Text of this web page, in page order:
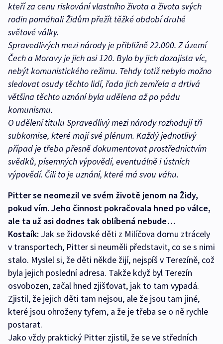
kteří za cenu riskování vlastního života a života svých
rodin pomáhali Židům přežít těžké období druhé
světové války.
Spravedlivých mezi národy je přibližně 22.000. Z území
Čech a Moravy je jich asi 120. Bylo by jich dozajista víc,
nebýt komunistického režimu. Tehdy totiž nebylo možno
sledovat osudy těchto lidí, řada jich zemřela a drtivá
většina těchto uznání byla udělena až po pádu
komunismu.
O udělení titulu Spravedlivý mezi národy rozhodují tři
subkomise, které mají své plénum. Každý jednotlivý
případ je třeba přesně dokumentovat prostřednictvím
svědků, písemných výpovědí, eventuálně i ústních
výpovědí. Čili to je uznání, které má svou váhu.
Pitter se neomezil ve svém životě jenom na Židy,
pokud vím. Jeho činnost pokračovala hned po válce,
ale ta už asi dodnes tak oblíbená nebude…
Kostaík: Jak se židovské děti z Milíčova domu ztrácely
v transportech, Pitter si neuměli představit, co se s nimi
stalo. Myslel si, že děti někde žijí, nejspíš v Terezíně, což
byla jejich poslední adresa. Takže když byl Terezín
osvobozen, začal hned zjišťovat, jak to tam vypadá.
Zjistil, že jejich děti tam nejsou, ale že jsou tam jiné,
které jsou ohroženy tyfem, a že je třeba se o ně rychle
postarat.
Jako vždy praktický Pitter zjistil, že se ve středních